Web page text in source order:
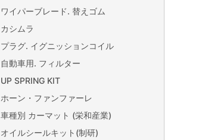
ワイパーブレード. 替えゴム
カシムラ
プラグ. イグニッションコイル
自動車用. フィルター
UP SPRING KIT
ホーン・ファンファーレ
車種別 カーマット (栄和産業)
オイルシールキット(制研)